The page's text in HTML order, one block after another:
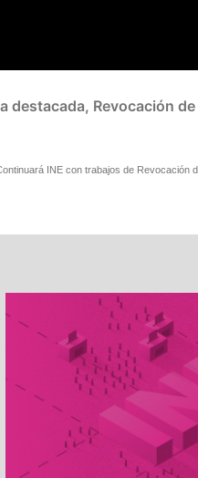
destacada, Revocación